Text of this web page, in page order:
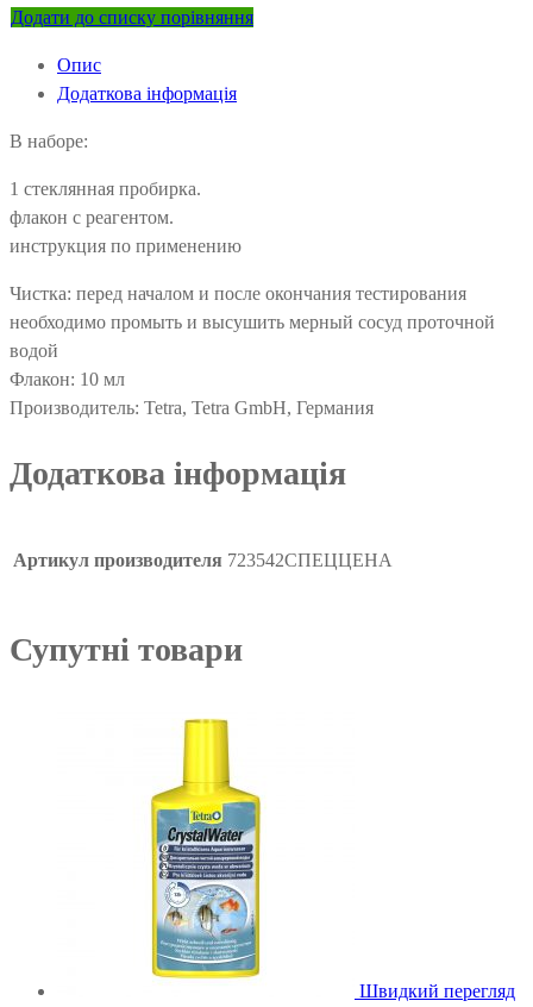
Додати до списку порівняння
Опис
Додаткова інформація
В наборе:
1 стеклянная пробирка.
флакон с реагентом.
инструкция по применению
Чистка: перед началом и после окончания тестирования
необходимо промыть и высушить мерный сосуд проточной
водой
Флакон: 10 мл
Производитель: Tetra, Tetra GmbH, Германия
Додаткова інформація
Артикул производителя 723542СПЕЦЦЕНА
Супутні товари
Швидкий перегляд